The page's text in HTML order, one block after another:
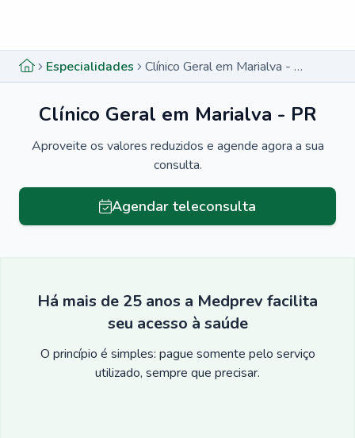
Especialidades Clínico Geral em Marialva - PR
Clínico Geral em Marialva - PR
Aproveite os valores reduzidos e agende agora a sua
consulta.
Agendar teleconsulta
Há mais de 25 anos a Medprev facilita
seu acesso à saúde
O princípio é simples: pague somente pelo serviço
utilizado, sempre que precisar.